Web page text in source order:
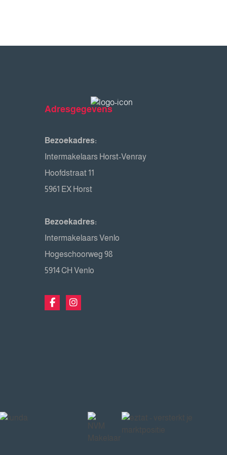
Adresgegevens
Bezoekadres:
Intermakelaars Horst-Venray
Hoofdstraat 11
5961 EX Horst
Bezoekadres:
Intermakelaars Venlo
Hogeschoorweg 98
5914 CH Venlo